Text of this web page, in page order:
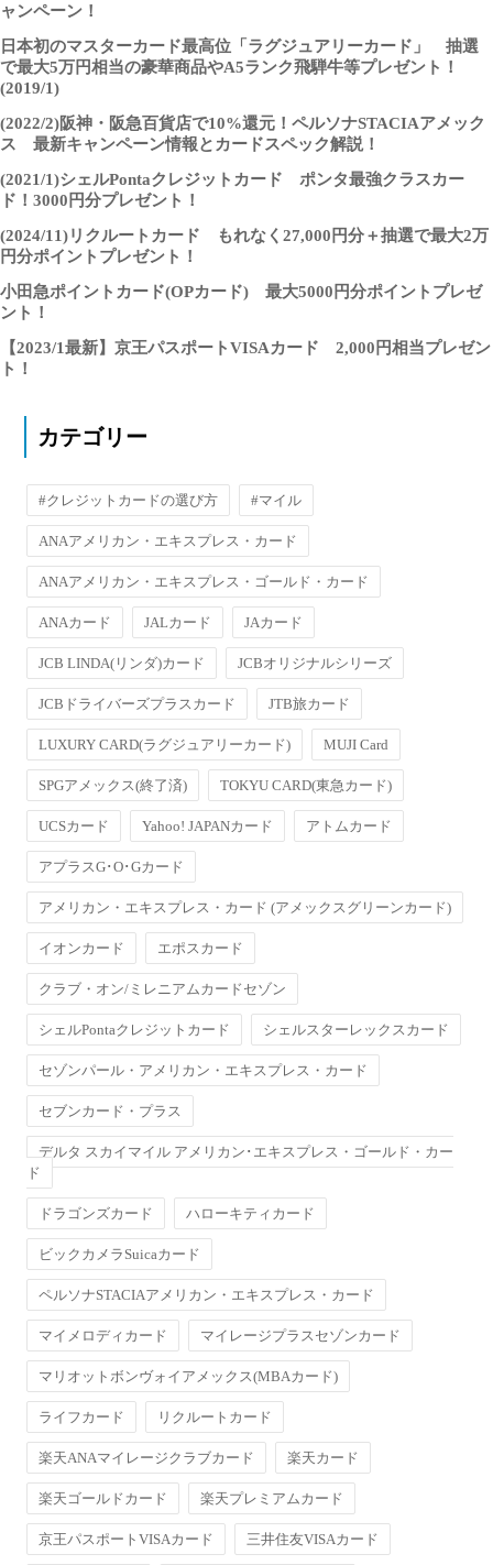
ャンペーン！
日本初のマスターカード最高位「ラグジュアリーカード」 抽選
で最大5万円相当の豪華商品やA5ランク飛騨牛等プレゼント！
(2019/1)
(2022/2)阪神・阪急百貨店で10%還元！ペルソナSTACIAアメック
ス 最新キャンペーン情報とカードスペック解説！
(2021/1)シェルPontaクレジットカード ポンタ最強クラスカー
ド！3000円分プレゼント！
(2024/11)リクルートカード もれなく27,000円分＋抽選で最大2万
円分ポイントプレゼント！
小田急ポイントカード(OPカード) 最大5000円分ポイントプレゼ
ント！
【2023/1最新】京王パスポートVISAカード 2,000円相当プレゼン
ト！
カテゴリー
#クレジットカードの選び方 #マイル
ANAアメリカン・エキスプレス・カード
ANAアメリカン・エキスプレス・ゴールド・カード
ANAカード JALカード JAカード
JCB LINDA(リンダ)カード JCBオリジナルシリーズ
JCBドライバーズプラスカード JTB旅カード
LUXURY CARD(ラグジュアリーカード) MUJI Card
SPGアメックス(終了済) TOKYU CARD(東急カード)
UCSカード Yahoo! JAPANカード アトムカード
アプラスG･O･Gカード
アメリカン・エキスプレス・カード (アメックスグリーンカード)
イオンカード エポスカード
クラブ・オン/ミレニアムカードセゾン
シェルPontaクレジットカード シェルスターレックスカード
セゾンパール・アメリカン・エキスプレス・カード
セブンカード・プラス
デルタ スカイマイル アメリカン･エキスプレス・ゴールド・カー
ド
ドラゴンズカード ハローキティカード
ビックカメラSuicaカード
ペルソナSTACIAアメリカン・エキスプレス・カード
マイメロディカード マイレージプラスセゾンカード
マリオットボンヴォイアメックス(MBAカード)
ライフカード リクルートカード
楽天ANAマイレージクラブカード 楽天カード
楽天ゴールドカード 楽天プレミアムカード
京王パスポートVISAカード 三井住友VISAカード